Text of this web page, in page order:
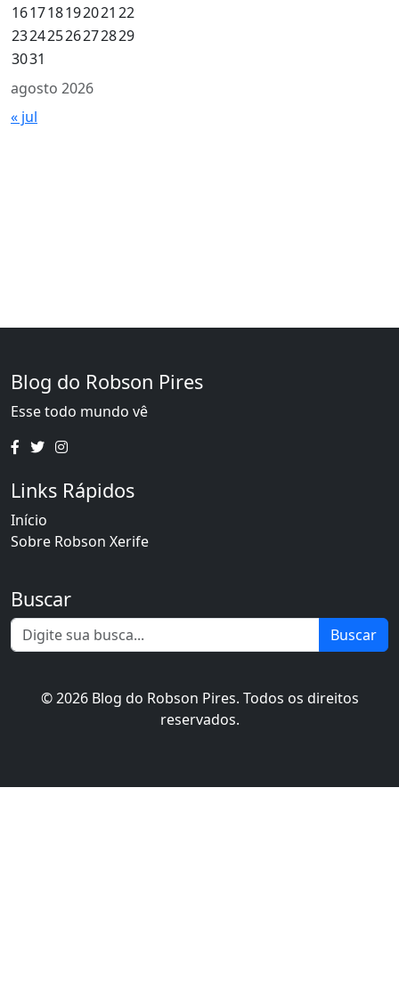
agosto 2026
161718192021 22
23242526272829
3031
« jul
Blog do Robson Pires
Esse todo mundo vê
Links Rápidos
Início
Sobre Robson Xerife
Buscar
Buscar
© 2026 Blog do Robson Pires. Todos os direitos
reservados.